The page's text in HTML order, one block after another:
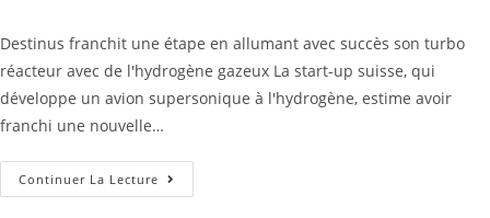
Destinus franchit une étape en allumant avec succès son turbo
réacteur avec de l'hydrogène gazeux La start-up suisse, qui
développe un avion supersonique à l'hydrogène, estime avoir
franchi une nouvelle…
Continuer La Lecture